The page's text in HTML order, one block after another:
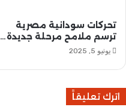
ة
د
ر
ت
ي
ا
تحركات سودانية مصرية
ترسم ملامح مرحلة جديدة…
يونيو 5, 2025
اترك تعليقاً